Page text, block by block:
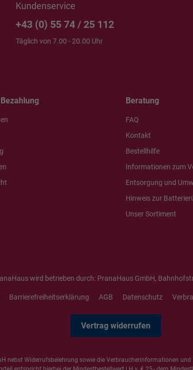
Kundenservice
+43 (0) 55 74 / 25 112
Täglich von 7.00 - 20.00 Uhr
Beratung
FAQ
Kontakt
Bestellhilfe
Informationen zum
Entsorgung und
Hinweis zur
Unser Sortiment
wird betrieben durch: PranaHaus GmbH,
Barrierefreiheitserklärung AGB Datenschutz
Vertrag widerrufen
nebst Widerrufsbelehrung sowie die Verbraucherinformationen und